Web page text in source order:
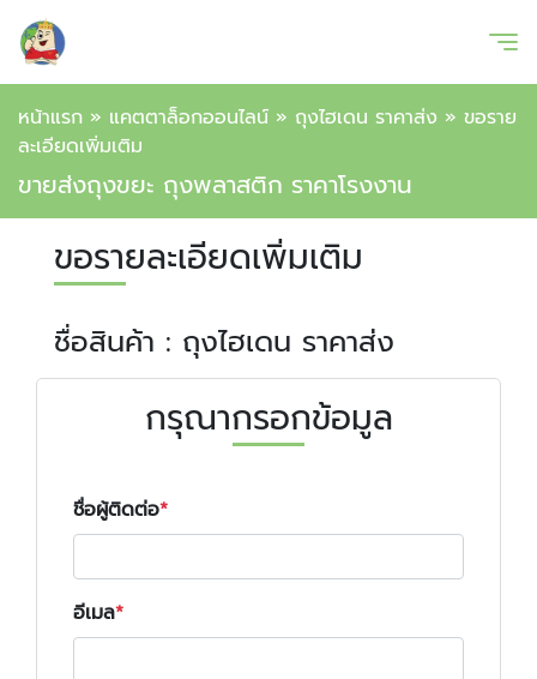
หน้าแรก » แคตตาล็อกออนไลน์ » ถุงไฮเดน ราคาส่ง » ขอราย
ละเอียดเพิ่มเติม
ขายส่งถุงขยะ ถุงพลาสติก ราคาโรงงาน
ขอรายละเอียดเพิ่มเติม
ชื่อสินค้า : ถุงไฮเดน ราคาส่ง
กรุณากรอกข้อมูล
ชื่อผู้ติดต่อ
อีเมล